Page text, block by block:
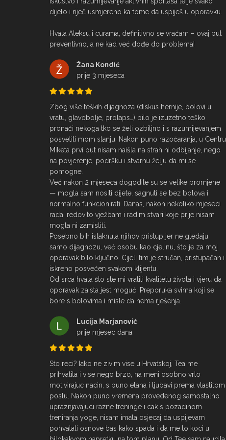
dijelo i riječ usmjereno ka tome da uspiješ u oporavku.
Hvala Aleksu i curama, definitivno se vraćam – ovaj put
preventivno, a ne kad već dođe do problema!
Žana Kondić
prije 3 mjeseca
Zbog više teških dijagnoza (diskus hernije, bolovi u
vratu, glavobolje, prolaps…) bilo je izuzetno teško
pronaći nekoga tko se želi ozbiljno i s razumijevanjem
posvetiti mom stanju. Nakon puno razočaranja, u Centru
Miketa prvi put nisam naišla na strah ni odbijanje, nego
na povjerenje, podršku i stvarnu želju da mi se
pomogne.
Već nakon 2 mjeseca dogodile su se velike promjene
— mogla sam nositi dijete, sagnuti se bez bolova i
normalno funkcionirati. Danas, nakon nekoliko mjeseci
rada, redovito vježbam i radim stvari koje prije nisam
mogla ni zamisliti.
Posebno bih istaknula njihov pristup jer ne gledaju
samo dijagnozu, već osobu kao cjelinu, što je za moj
oporavak bilo ključno. Cijeli tim je stručan, pristupačan i
iskreno posvećen svakom klijentu.
Od srca hvala što ste mi vratili kvalitetu života i vjeru da
oporavak zaista jest moguć. Preporuka svima koji se
bore s bolovima i misle da nema rješenja.
Lucija Marjanović
prije mjesec dana
Sto reci? Iako ne zivim vise u Hrvatskoj, Tea me
prihvatila i vise nego brzo, na meni osobno vrlo
motivirajuc nacin, s puno elana i ljubavi prema vlastitom
poslu. Nakon puno vremena provedenog samostalno
upraznjavajuci razne treninge i cak s pozadinom
treniranja yoge, nisam imala osjecaj da uspijevam
pohvatati osnove bas kako spada i da me to koci u